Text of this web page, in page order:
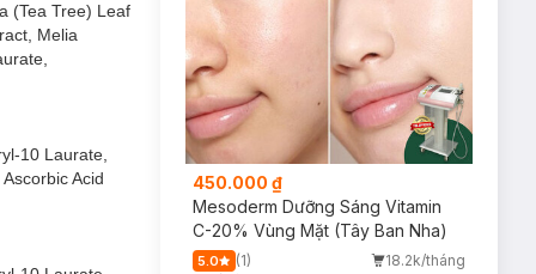
(Tea Tree) Leaf
Melia
10 Laurate,
Acid
450.000 ₫
Mesoderm Dưỡng Sáng Vitamin
C-20% Vùng Mặt (Tây Ban Nha)
5.0 (1) 18.2k/tháng